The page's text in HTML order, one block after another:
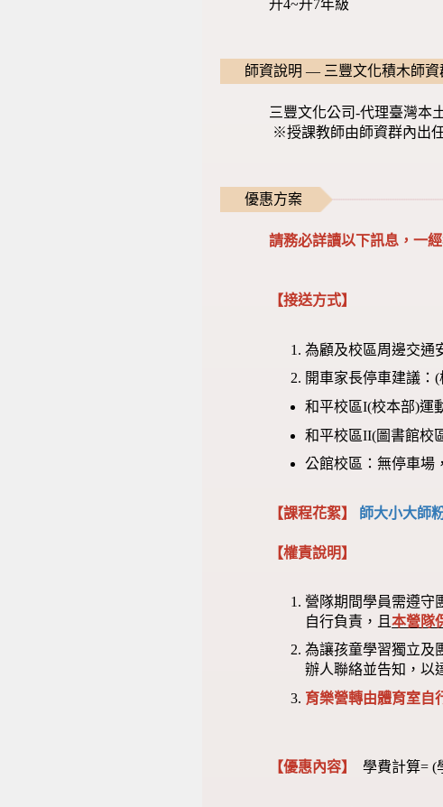
升4~升7年級
師資說明 — 三豐文化積木師資
三豐文化公司-代理臺灣本
※授課教師由師資群內出
優惠方案
請務必詳讀以下訊息，一
【接送方式】
為顧及校區周邊交通
開車家長停車建議：
和平校區I(校本部)運
和平校區II(圖書館校
公館校區：無停車場
【課程花絮】 師大小大師
【權責說明】
營隊期間學員需遵守
自行負責，且本營隊
為讓孩童學習獨立及
辦人聯絡並告知，以
育樂營轉由體育室自
【優惠內容】 學費計算= (